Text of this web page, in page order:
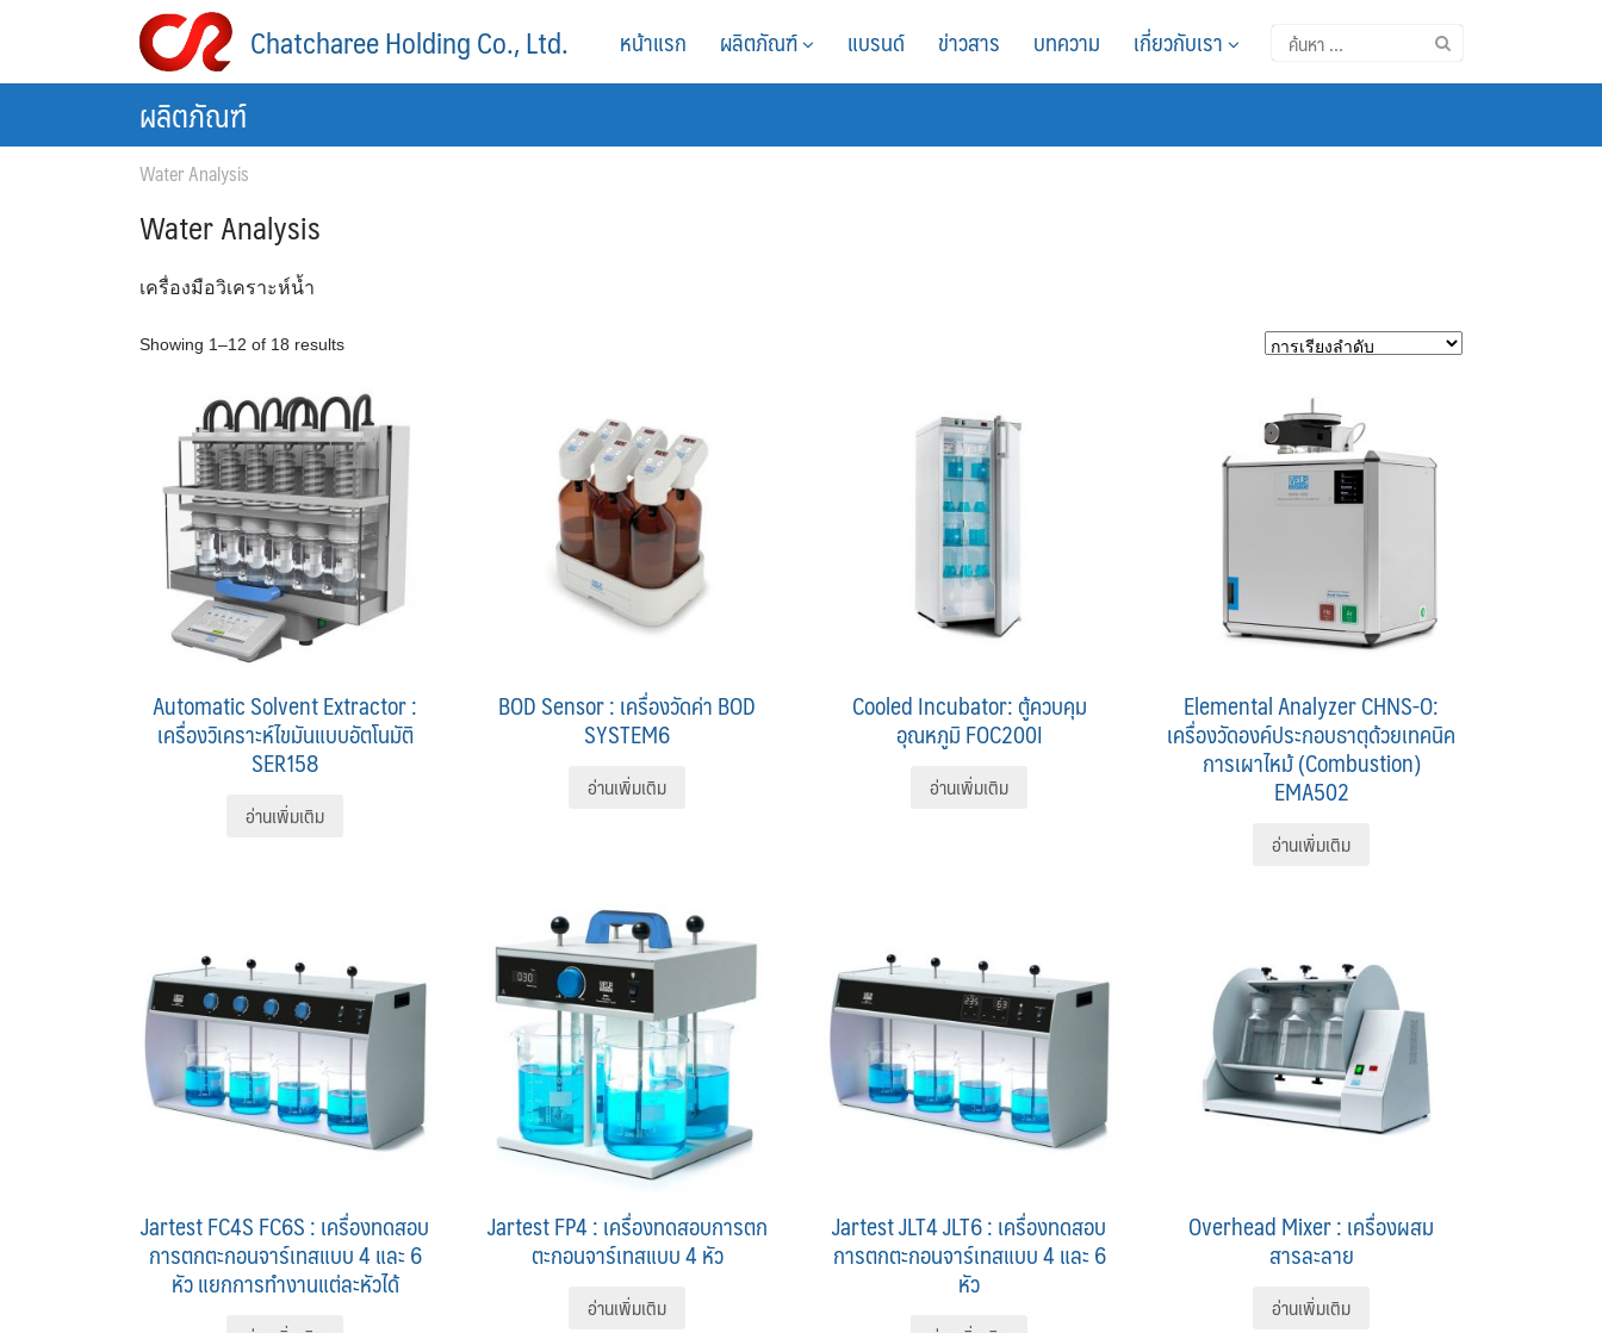
Chatcharee Holding Co., Ltd.
ค้นหา
สำหรับ:
หน้าแรก ผลิตภัณฑ์ แบรนด์ ข่าวสาร บทความ เกี่ยวกับเรา
ผลิตภัณฑ์
Water Analysis
Water Analysis
เครื่องมือวิเคราะห์น้ำ
Showing 1–12 of 18 results
Automatic Solvent Extractor :
เครื่องวิเคราะห์ไขมันแบบอัตโนมัติ
SER158
อ่านเพิ่มเติม
BOD Sensor : เครื่องวัดค่า BOD
SYSTEM6
อ่านเพิ่มเติม
Cooled Incubator: ตู้ควบคุม
อุณหภูมิ FOC200I
อ่านเพิ่มเติม
Elemental Analyzer CHNS-O:
เครื่องวัดองค์ประกอบธาตุด้วยเทคนิค
การเผาไหม้ (Combustion)
EMA502
อ่านเพิ่มเติม
Jartest FC4S FC6S : เครื่องทดสอบ
การตกตะกอนจาร์เทสแบบ 4 และ 6
หัว แยกการทำงานแต่ละหัวได้
Jartest FP4 : เครื่องทดสอบการตก
ตะกอนจาร์เทสแบบ 4 หัว
อ่านเพิ่มเติม
Jartest JLT4 JLT6 : เครื่องทดสอบ
การตกตะกอนจาร์เทสแบบ 4 และ 6
หัว
Overhead Mixer : เครื่องผสม
สารละลาย
อ่านเพิ่มเติม